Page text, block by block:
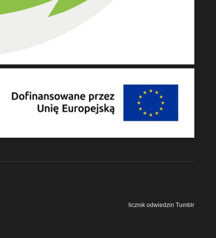
licznik odwiedzin Tumblr